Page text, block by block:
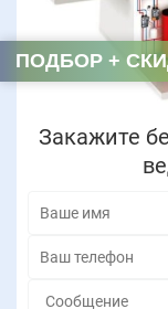
Закажите
ПОДБОР +